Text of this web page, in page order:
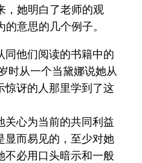
，她明白了老师的观
意思的几个例子。
同他们阅读的书籍中的
时从一个当黛娜说她从
惊讶的人那里学到了这
关心为当前的共同利益
显而易见的，至少对她
不必用口头暗示和一般